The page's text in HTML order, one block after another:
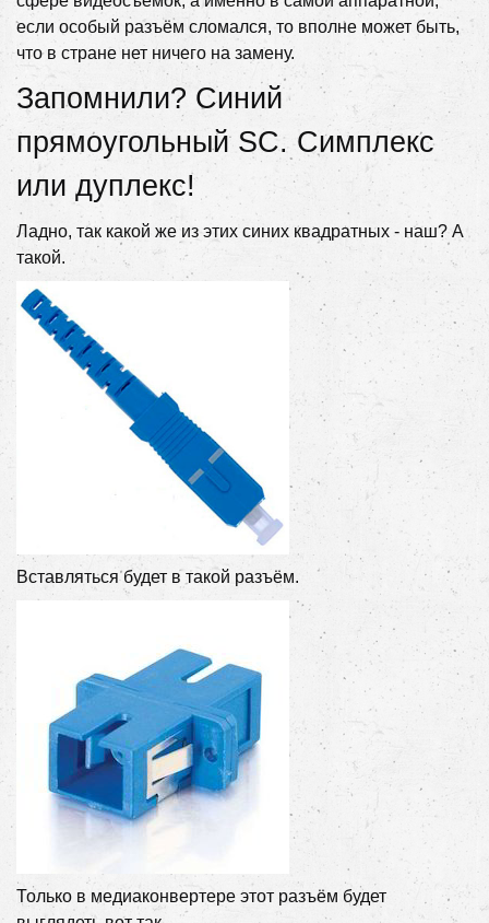
если особый разъём сломался, то вполне может быть,
что в стране нет ничего на замену.
Запомнили? Синий
прямоугольный SC. Симплекс
или дуплекс!
Ладно, так какой же из этих синих квадратных - наш? А
такой.
Вставляться будет в такой разъём.
Только в медиаконвертере этот разъём будет